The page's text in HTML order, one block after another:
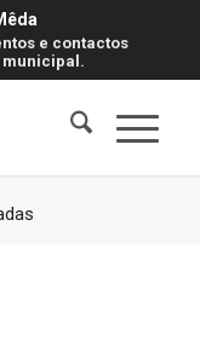
e contactos
municipal.